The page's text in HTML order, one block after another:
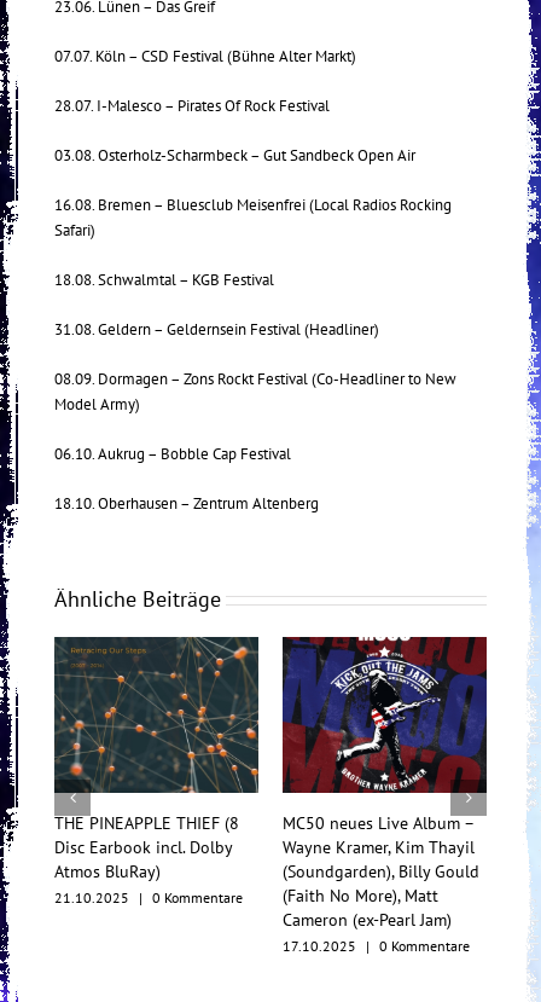
23.06. Lünen – Das Greif
07.07. Köln – CSD Festival (Bühne Alter Markt)
28.07. I-Malesco – Pirates Of Rock Festival
03.08. Osterholz-Scharmbeck – Gut Sandbeck Open Air
16.08. Bremen – Bluesclub Meisenfrei (Local Radios Rocking
Safari)
18.08. Schwalmtal – KGB Festival
31.08. Geldern – Geldernsein Festival (Headliner)
08.09. Dormagen – Zons Rockt Festival (Co-Headliner to New
Model Army)
06.10. Aukrug – Bobble Cap Festival
18.10. Oberhausen – Zentrum Altenberg
Ähnliche Beiträge
THIEF (8
incl. Dolby
| 0 Kommentare
MC50 neues Live Album –
Wayne Kramer, Kim Thayil
(Soundgarden), Billy Gould
(Faith No More), Matt
Cameron (ex-Pearl Jam)
0 Kommentare
TesseracT begeistern
Konzertfilm und
Multiformat-Release
17.10.2025